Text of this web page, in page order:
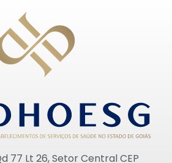
77 Lt 26, Setor Central CEP